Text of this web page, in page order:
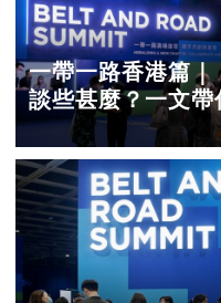
一帶一路香港篇
談些甚麼？一文帶